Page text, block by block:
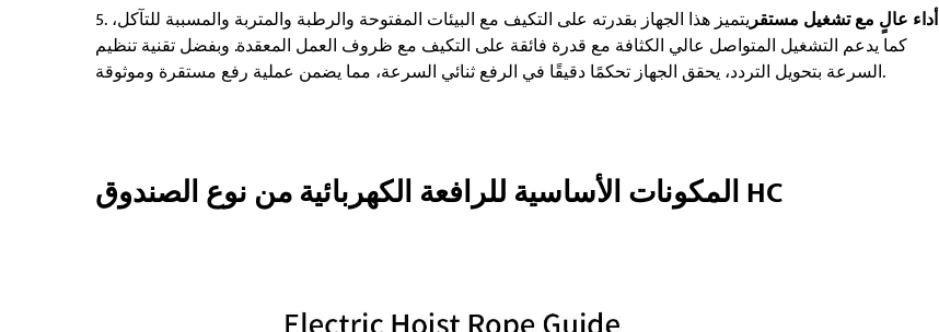
أداء عالٍ مع تشغيل مستقريتميز هذا الجهاز بقدرته على التكيف مع البيئات المفتوحة والرطبة والمتربة والمسببة للتآكل،
كما يدعم التشغيل المتواصل عالي الكثافة مع قدرة فائقة على التكيف مع ظروف العمل المعقدة. وبفضل تقنية تنظيم
السرعة بتحويل التردد، يحقق الجهاز تحكمًا دقيقًا في الرفع ثنائي السرعة، مما يضمن عملية رفع مستقرة وموثوقة.
المكونات الأساسية للرافعة الكهربائية من نوع الصندوق HC